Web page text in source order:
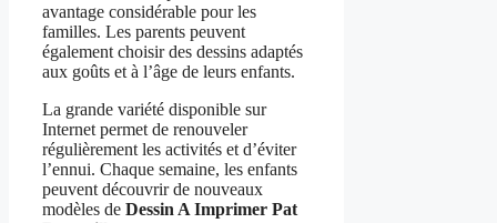
avantage considérable pour les
familles. Les parents peuvent
également choisir des dessins adaptés
aux goûts et à l’âge de leurs enfants.
La grande variété disponible sur
Internet permet de renouveler
régulièrement les activités et d’éviter
l’ennui. Chaque semaine, les enfants
peuvent découvrir de nouveaux
modèles de Dessin A Imprimer Pat